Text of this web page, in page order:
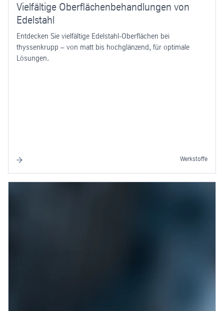
Vielfältige Oberflächenbehandlungen von
Edelstahl
Entdecken Sie vielfältige Edelstahl-Oberflächen bei
thyssenkrupp – von matt bis hochglänzend, für optimale
Lösungen.
Werkstoffe